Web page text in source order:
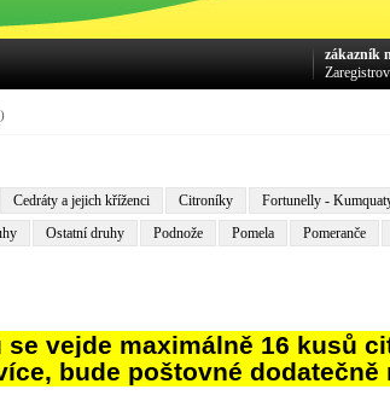
Cedráty a jejich kříženci Citroníky Fortunelly -
Ostatní druhy Podnože Pomela Pomeranče
se vejde maximálně 16 kusů
bude poštovné dodatečně
zákazník